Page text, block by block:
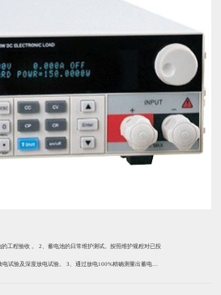
工程验收 。 2、蓄电池的日常维护测试。按照维护规程对已投
试验及深度放电试验。 3、通过放电100%精确测量出蓄电池